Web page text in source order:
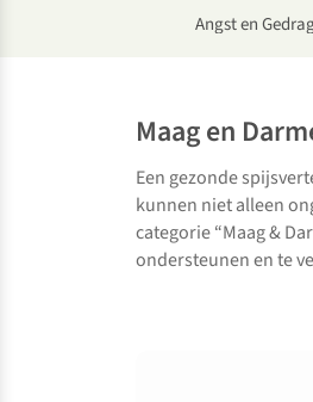
Angst en
Maag en
Een gezonde
kunnen niet alleen
categorie “Maag &
ondersteunen en te